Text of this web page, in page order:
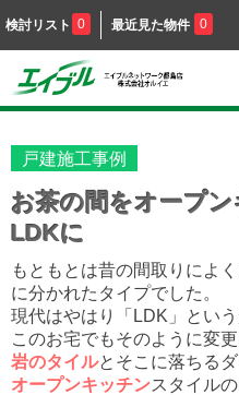
検討リスト 0 最近見た物件 0
戸建施工事例
お茶の間をオープ
LDKに
もともとは昔の間取りによ
に分かれたタイプでした。
現代はやはり「LDK」とい
このお宅でもそのように変更
岩のタイルとそこに落ちる
オープンキッチンスタイル